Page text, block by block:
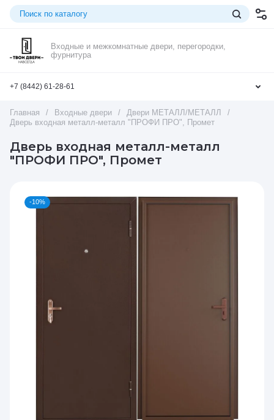
Входные и межкомнатные двери, перегородки,
фурнитура
+7 (8442) 61-28-61
Главная / Входные двери / Двери МЕТАЛЛ/МЕТАЛЛ
/
Дверь входная металл-металл "ПРОФИ ПРО", Промет
Дверь входная металл-металл
"ПРОФИ ПРО", Промет
-10%